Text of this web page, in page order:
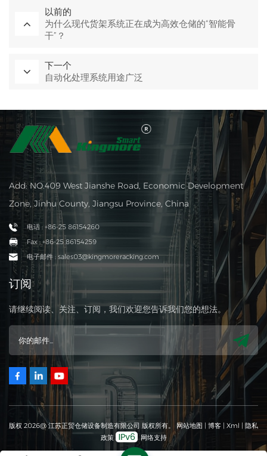
以前的
为什么现代货架系统正在成为高效仓储的“智能骨
干”？
下一个
自动化处理系统用途广泛
Add: NO.409 West Jianshe Road, Economic Development
Zone, Jinhu County, Jiangsu Province, China
电话 : +86-25 86154260
Fax : +86-25 86154259
电子邮件 : sales03@kingmoreracking.com
订阅
请继续阅读、关注、订阅，我们欢迎您告诉我们您的想法。
版权 2026@ 江苏正贸仓储设备制造有限公司 版权所有。 网站地图 | 博客 | Xml | 隐私
政策
网络支持